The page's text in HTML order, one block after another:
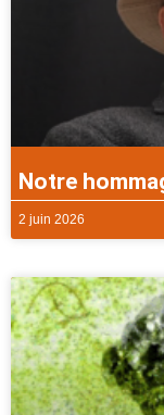
Notre
2 juin 2026